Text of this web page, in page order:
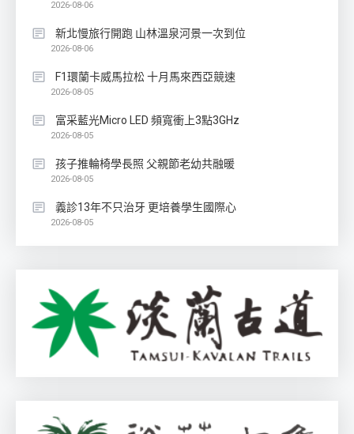
2026-08-06
新北慢旅行開跑 山林溫泉河景一次到位
2026-08-06
F1環蘭卡威馬拉松 十月馬來西亞競速
2026-08-05
富采藍光Micro LED 頻寬衝上3點3GHz
2026-08-05
孩子推輪椅學長照 父親節老幼共融暖
2026-08-05
義診13年不只治牙 更培養學生國際心
2026-08-05